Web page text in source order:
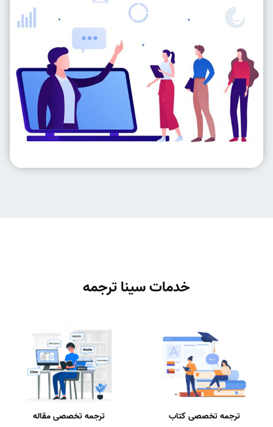
خدمات سینا ترجمه
ترجمه تخصصی کتاب ترجمه تخصصی مقاله